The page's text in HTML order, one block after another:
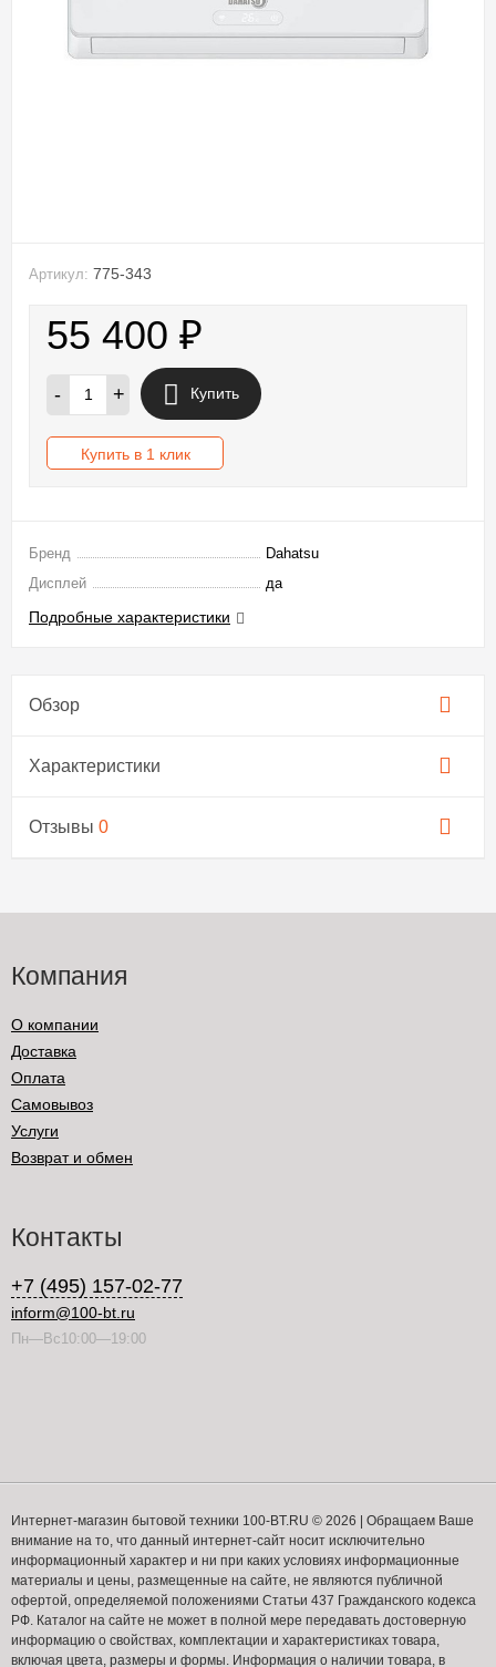
Артикул: 775-343
55 400 ₽
- + Купить
Купить в 1 клик
Бренд
Dahatsu
Дисплей
да
Подробные характеристики
Обзор
Характеристики
Отзывы 0
Компания
О компании
Доставка
Оплата
Самовывоз
Услуги
Возврат и обмен
Контакты
+7 (495) 157-02-77
inform@100-bt.ru
Пн—Вс10:00—19:00
Интернет-магазин бытовой техники 100-BT.RU © 2026 | Обращаем Ваше
внимание на то, что данный интернет-сайт носит исключительно
информационный характер и ни при каких условиях информационные
материалы и цены, размещенные на сайте, не являются публичной
офертой, определяемой положениями Статьи 437 Гражданского кодекса
РФ. Каталог на сайте не может в полной мере передавать достоверную
информацию о свойствах, комплектации и характеристиках товара,
включая цвета, размеры и формы. Информация о наличии товара, в